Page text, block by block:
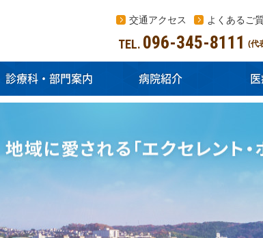
交通アクセス よくあるご
TEL. 096-345-8111 (代
診療科・部門案内 病院紹介